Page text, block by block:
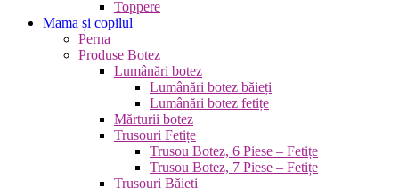
Toppere
Mama și copilul
Perna
Produse Botez
Lumânări botez
Lumânări botez băieți
Lumânări botez fetițe
Mărturii botez
Trusouri Fetițe
Trusou Botez, 6 Piese – Fetițe
Trusou Botez, 7 Piese – Fetițe
Trusouri Băieți